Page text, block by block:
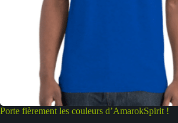
Porte fièrement les couleurs d’AmarokSpirit !